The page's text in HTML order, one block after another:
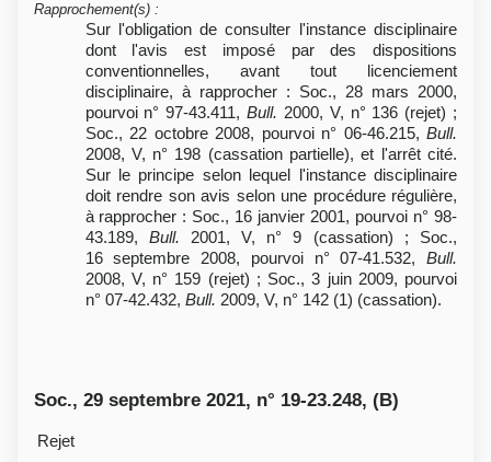
Rapprochement(s) :
Sur l'obligation de consulter l'instance disciplinaire
dont l'avis est imposé par des dispositions
conventionnelles, avant tout licenciement
disciplinaire, à rapprocher : Soc., 28 mars 2000,
pourvoi n° 97-43.411, Bull. 2000, V, n° 136 (rejet) ;
Soc., 22 octobre 2008, pourvoi n° 06-46.215, Bull.
2008, V, n° 198 (cassation partielle), et l'arrêt cité.
Sur le principe selon lequel l'instance disciplinaire
doit rendre son avis selon une procédure régulière,
à rapprocher : Soc., 16 janvier 2001, pourvoi n° 98-
43.189, Bull. 2001, V, n° 9 (cassation) ; Soc.,
16 septembre 2008, pourvoi n° 07-41.532, Bull.
2008, V, n° 159 (rejet) ; Soc., 3 juin 2009, pourvoi
n° 07-42.432, Bull. 2009, V, n° 142 (1) (cassation).
Soc., 29 septembre 2021, n° 19-23.248, (B)
Rejet